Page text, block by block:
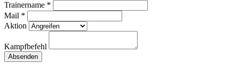
Trainername *
Mail *
Aktion
Kampfbefehl